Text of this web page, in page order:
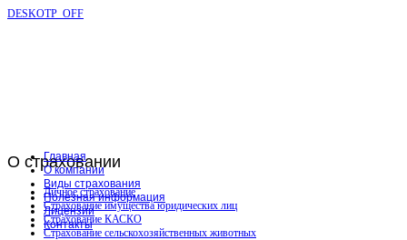
DESKOTP_OFF
О страховании
Личное страхование
Страхование имущества юридических лиц
Страхование КАСКО
Страхование сельскохозяйственных животных
Главная
О компании
Виды страхования
Полезная информация
Лицензии
Контакты